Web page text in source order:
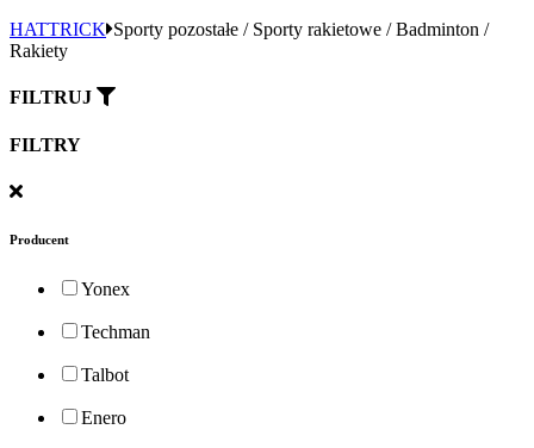
HATTRICK Sporty pozostałe / Sporty rakietowe / Badminton /
Rakiety
FILTRUJ
FILTRY
Producent
Yonex
Techman
Talbot
Enero